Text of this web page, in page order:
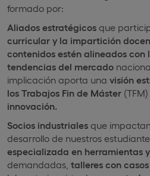
formado por:
Aliados estratégicos que
curricular y la impartición
contenidos estén alineados con
tendencias del mercado
implicación aporta una visión
los Trabajos Fin de Máster
innovación.
Socios industriales que
desarrollo de nuestros
especializada en herramientas
demandadas, talleres con